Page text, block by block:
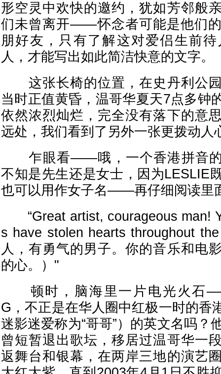
形空灵中欢快的邀约，犹如芳邻般
们未曾离开——怀念者可能是他们
朋好友，只有了解这对爱侣生前
人，才能写出如此简洁快意的文字。
这张长椅的位置，在史丹利公园
当时正值黄昏，温哥华夏天7点多钟
依然浓烈灿烂，完全没有落下的意
远处，我们看到了另外一张更拨动人
乍眼看——哦，一个香港拼音的
不知是先生还是女士，因为LESLIE
也可以用作女子名——再仔细阅读里
“Great artist, courageous man!
s have stolen hearts throughout
人，有勇气的男子。你的音乐和电
的心。）"
顿时，脑海里一片电光火石
G，不正是在华人圈中红极一时的香
迷影迷爱称为“哥哥”）的英文名吗？
曾短暂退出歌坛，移居过温哥华一
返舞台和银幕，在两岸三地的演艺